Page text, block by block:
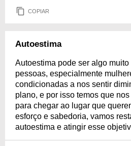
COPIAR
Autoestima
Autoestima pode ser algo
pessoas, especialmente
condicionadas a nos sentir
plano, e por isso temos que
para chegar ao lugar que
esforço e sabedoria, vamos
autoestima e atingir esse